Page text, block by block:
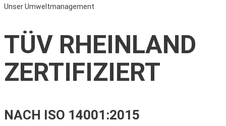
Unser Umweltmanagement
TÜV RHEINLAND
ZERTIFIZIERT
NACH ISO 14001:2015